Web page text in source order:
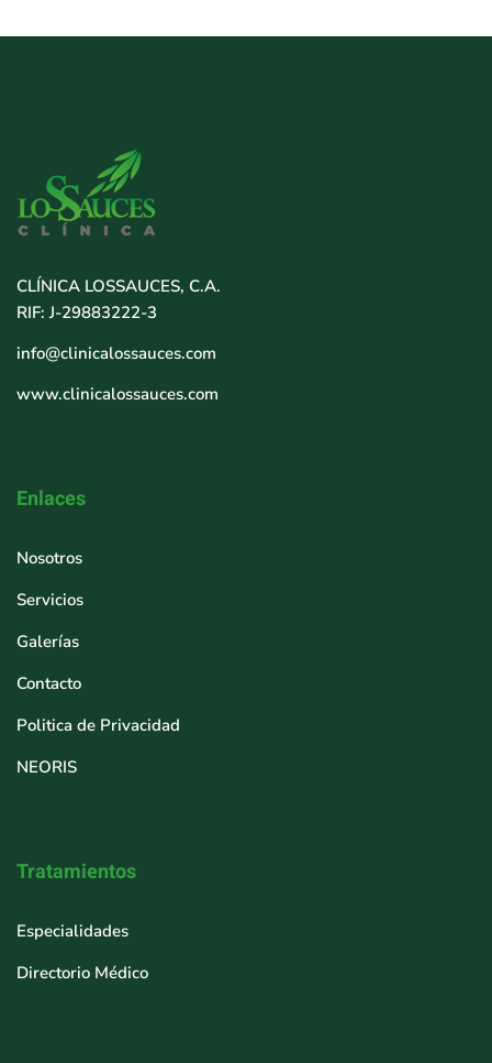
CLÍNICA LOSSAUCES, C.A.
RIF: J-29883222-3
info@clinicalossauces.com
www.clinicalossauces.com
Enlaces
Nosotros
Servicios
Galerías
Contacto
Politica de Privacidad
NEORIS
Tratamientos
Especialidades
Directorio Médico